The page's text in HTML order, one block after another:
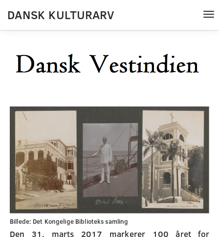
DANSK KULTURARV
Billede: Det Kongelige Biblioteks samling
Den 31. marts 2017 markerer 100 året for